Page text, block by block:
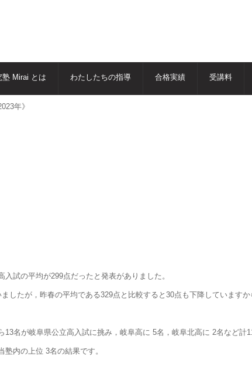
塾 Mirai とは わたしたちの指導 合格実績 受講料
年》
試の平均が299点だったと発表がありました。
したが，昨春の平均である329点と比較すると30点も下降しています
名が岐阜県公立高入試に挑み，岐阜高に 5名，岐阜北高に 2名など計
内の上位 3名の結果です。